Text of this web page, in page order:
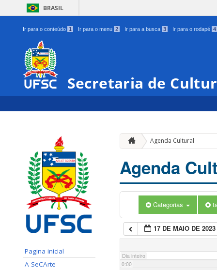
BRASIL
Ir para o conteúdo 1 Ir para o menu 2 Ir para a busca 3 Ir para o rodapé 4
Secretaria de
Pagina inicial
A SeCArte
Agenda Cultural
Agenda
Categorias
17 DE MAIO DE 2023
Dia inteiro
0:00